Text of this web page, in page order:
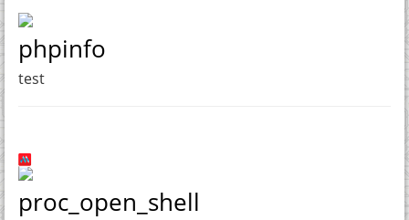
phpinfo
test
proc_open_shell